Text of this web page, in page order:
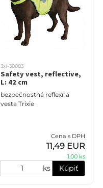
3xi-30083
Safety vest, reflective,
L: 42 cm
bezpečnostná reflexná
vesta Trixie
Cena s DPH
11,49 EUR
1,00 ks
ks Kúpiť